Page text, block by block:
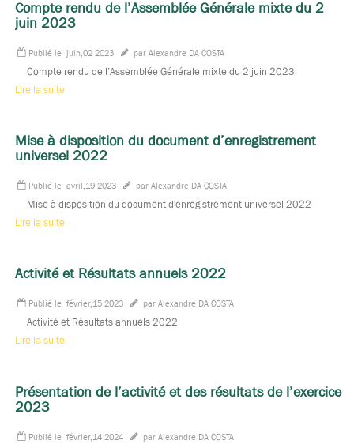
Compte rendu de l’Assemblée Générale mixte du 2
juin 2023
Publié le juin,02 2023 par Alexandre DA COSTA
Compte rendu de l’Assemblée Générale mixte du 2 juin 2023
Lire la suite
Mise à disposition du document d’enregistrement
universel 2022
Publié le avril,19 2023 par Alexandre DA COSTA
Mise à disposition du document d'enregistrement universel 2022
Lire la suite
Activité et Résultats annuels 2022
Publié le février,15 2023 par Alexandre DA COSTA
Activité et Résultats annuels 2022
Lire la suite
Présentation de l’activité et des résultats de l’exercice
2023
Publié le février,14 2024 par Alexandre DA COSTA